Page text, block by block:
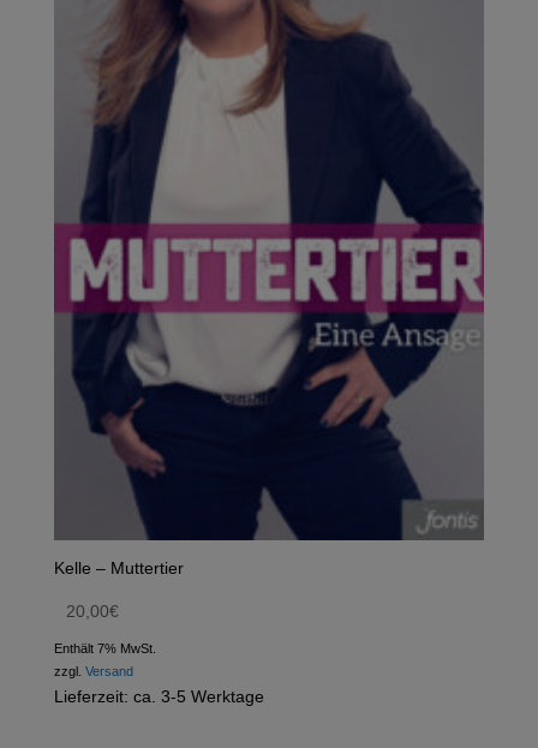
Kelle – Muttertier
20,00€
Enthält 7% MwSt.
zzgl. Versand
Lieferzeit: ca. 3-5 Werktage